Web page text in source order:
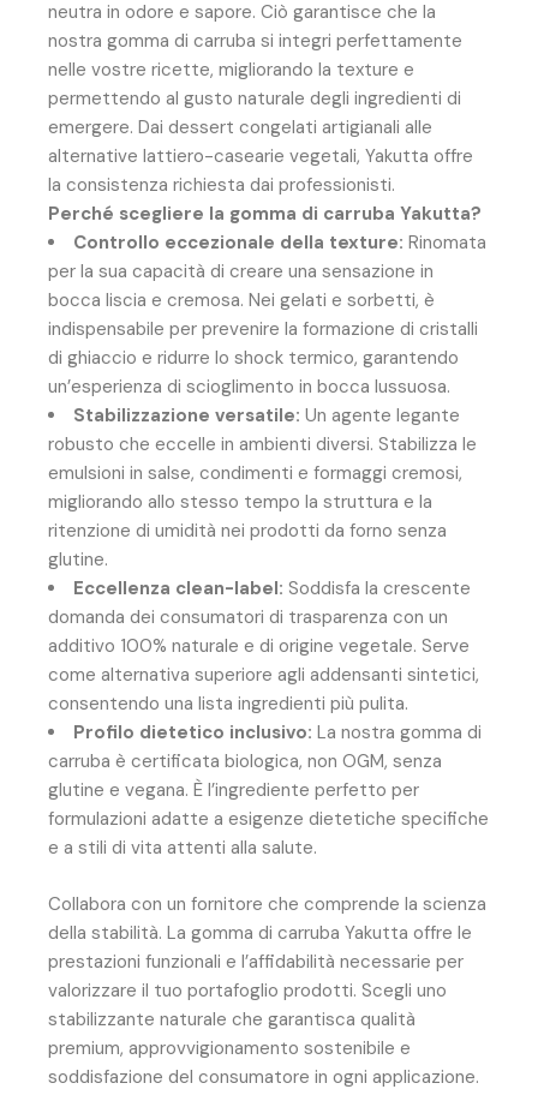
neutra in odore e sapore. Ciò garantisce che la
nostra gomma di carruba si integri perfettamente
nelle vostre ricette, migliorando la texture e
permettendo al gusto naturale degli ingredienti di
emergere. Dai dessert congelati artigianali alle
alternative lattiero-casearie vegetali, Yakutta offre
la consistenza richiesta dai professionisti.
Perché scegliere la gomma di carruba Yakutta?
Controllo eccezionale della texture: Rinomata
per la sua capacità di creare una sensazione in
bocca liscia e cremosa. Nei gelati e sorbetti, è
indispensabile per prevenire la formazione di cristalli
di ghiaccio e ridurre lo shock termico, garantendo
un’esperienza di scioglimento in bocca lussuosa.
Stabilizzazione versatile: Un agente legante
robusto che eccelle in ambienti diversi. Stabilizza le
emulsioni in salse, condimenti e formaggi cremosi,
migliorando allo stesso tempo la struttura e la
ritenzione di umidità nei prodotti da forno senza
glutine.
Eccellenza clean-label: Soddisfa la crescente
domanda dei consumatori di trasparenza con un
additivo 100% naturale e di origine vegetale. Serve
come alternativa superiore agli addensanti sintetici,
consentendo una lista ingredienti più pulita.
Profilo dietetico inclusivo: La nostra gomma di
carruba è certificata biologica, non OGM, senza
glutine e vegana. È l’ingrediente perfetto per
formulazioni adatte a esigenze dietetiche specifiche
e a stili di vita attenti alla salute.
Collabora con un fornitore che comprende la scienza
della stabilità. La gomma di carruba Yakutta offre le
prestazioni funzionali e l’affidabilità necessarie per
valorizzare il tuo portafoglio prodotti. Scegli uno
stabilizzante naturale che garantisca qualità
premium, approvvigionamento sostenibile e
soddisfazione del consumatore in ogni applicazione.